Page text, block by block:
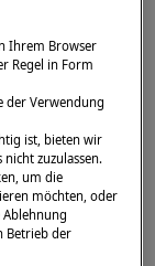
Helsinki
mit
uns
Ihrem Browser
Regel in Form
der Verwendung
ist, bieten wir
zuzulassen.
um die
möchten, oder
Ablehnung
Betrieb der